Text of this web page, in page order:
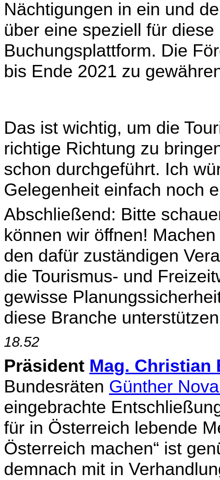
Nächtigungen in ein und
über eine speziell für
Buchungs­plattform. Die
bis Ende 2021 zu
Das ist wichtig, um die
richtige Richtung zu
schon durchgeführt. Ich
Gelegenheit einfach noch
Abschließend: Bitte
können wir öffnen!
den dafür zuständigen
die Tourismus- und
gewisse
diese Branche
18.52
Präsident Mag. Christian
Bundesräten Günther
eingebrachte
für in Österreich lebende
Österreich machen“ ist
demnach mit in